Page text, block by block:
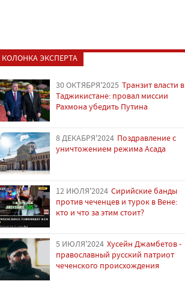
КОЛОНКА ЭКСПЕРТА
30 ОКТЯБРЯ'2025 Транзит власти в
Таджикистане: провал миссии
Рахмона убедить Путина
8 ДЕКАБРЯ'2024 Поздравление с
уничтожением режима Асада
12 ИЮЛЯ'2024 Сирийские банды
против чеченцев и турок в Вене:
кто и что за этим стоит?
5 ИЮЛЯ'2024 Хусейн Джамбетов -
православный русский патриот
чеченского происхождения